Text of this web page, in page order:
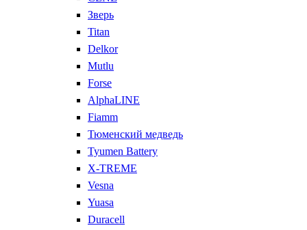
Зверь
Titan
Delkor
Mutlu
Forse
AlphaLINE
Fiamm
Тюменский медведь
Tyumen Battery
X-TREME
Vesna
Yuasa
Duracell